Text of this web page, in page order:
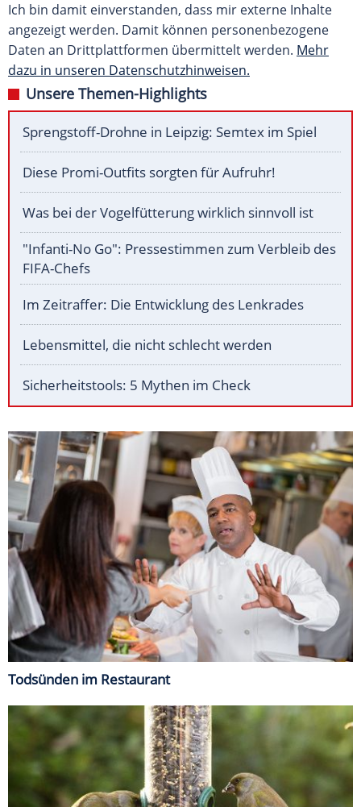
Ich bin damit einverstanden, dass mir externe Inhalte
angezeigt werden. Damit können personenbezogene
Daten an Drittplattformen übermittelt werden. Mehr
dazu in unseren Datenschutzhinweisen.
Unsere Themen-Highlights
Sprengstoff-Drohne in Leipzig: Semtex im Spiel
Diese Promi-Outfits sorgten für Aufruhr!
Was bei der Vogelfütterung wirklich sinnvoll ist
"Infanti-No Go": Pressestimmen zum Verbleib des
FIFA-Chefs
Im Zeitraffer: Die Entwicklung des Lenkrades
Lebensmittel, die nicht schlecht werden
Sicherheitstools: 5 Mythen im Check
Todsünden im Restaurant